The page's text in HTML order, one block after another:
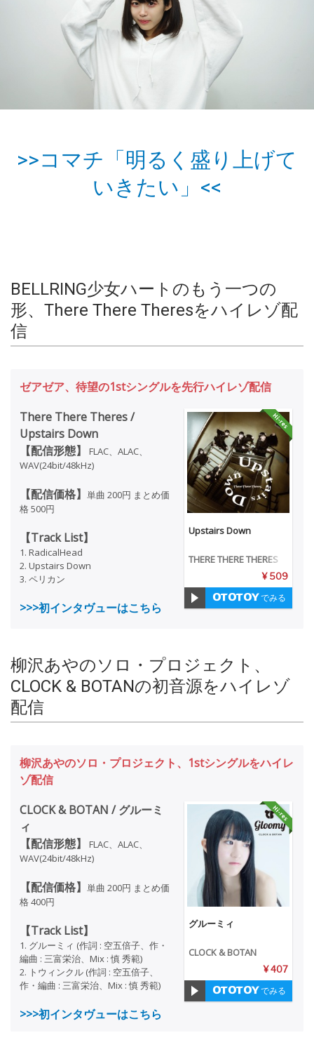
>>コマチ「明るく盛り上げて
いきたい」<<
BELLRING少女ハートのもう一つの
形、There There Theresをハイレゾ配
信
ゼアゼア、待望の1stシングルを先行ハイレゾ配信
Upstairs Down
THERE THERE THERES
¥ 509
でみる
There There Theres /
Upstairs Down
【配信形態】
FLAC、ALAC、
WAV(24bit/48kHz)
【配信価格】
単曲 200円 まとめ価
格 500円
【Track List】
1. RadicalHead
2. Upstairs Down
3. ペリカン
>>>初インタヴューはこちら
柳沢あやのソロ・プロジェクト、
CLOCK & BOTANの初音源をハイレゾ
配信
柳沢あやのソロ・プロジェクト、1stシングルをハイレ
ゾ配信
グルーミィ
CLOCK & BOTAN
¥ 407
でみる
CLOCK & BOTAN / グルーミ
ィ
【配信形態】
FLAC、ALAC、
WAV(24bit/48kHz)
【配信価格】
単曲 200円 まとめ価
格 400円
【Track List】
1. グルーミィ (作詞 : 空五倍子、作・
編曲 : 三富栄治、Mix : 慎 秀範)
2. トウィンクル (作詞 : 空五倍子、
作・編曲 : 三富栄治、Mix : 慎 秀範)
>>>初インタヴューはこちら